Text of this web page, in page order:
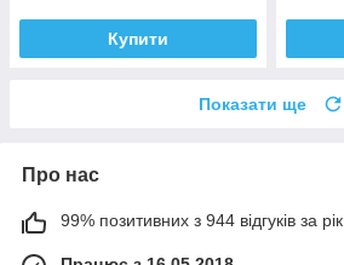
Купити
Показати ще
Про нас
99% позитивних з 944 відгуків за рік